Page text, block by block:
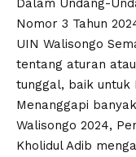
Dalam Undang-
Nomor 3 Tahun
UIN Walisongo
tentang aturan
tunggal, baik untuk
Menanggapi
Walisongo 2024,
Kholidul Adib